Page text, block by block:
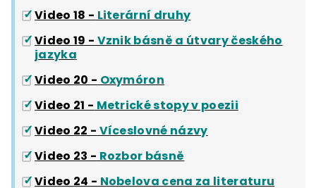
Video 18 - Literární druhy
Video 19 - Vznik básně a útvary českého
jazyka
Video 20 - Oxymóron
Video 21 - Metrické stopy v poezii
Video 22 - Víceslovné názvy
Video 23 - Rozbor básně
Video 24 - Nobelova cena za literaturu